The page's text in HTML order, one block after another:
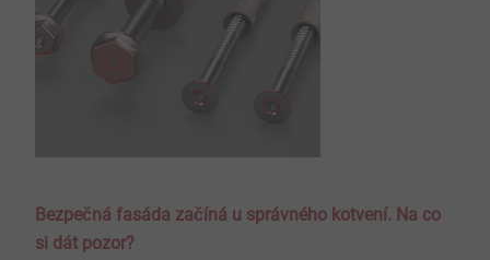
Bezpečná fasáda začíná u správného kotvení. Na co
si dát pozor?